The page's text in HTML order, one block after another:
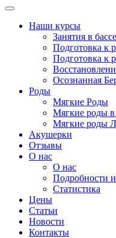
Наши курсы
Занятия в
Подготовка к
Подготовка к
Осознанная
Роды
Мягкие Роды
Мягкие роды в
Мягкие роды
Акушерки
Отзывы
О нас
О нас
Подробности
Статистика
Цены
Статьи
Новости
Контакты